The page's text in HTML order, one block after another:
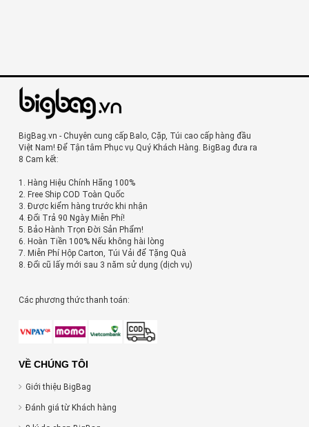
BigBag.vn - Chuyên cung cấp Balo, Cặp, Túi cao cấp hàng đầu
Việt Nam! Để Tận tâm Phục vụ Quý Khách Hàng. BigBag đưa ra
8 Cam kết:
1. Hàng Hiệu Chính Hãng 100%
2. Free Ship COD Toàn Quốc
3. Được kiểm hàng trước khi nhận
4. Đổi Trả 90 Ngày Miễn Phí!
5. Bảo Hành Trọn Đời Sản Phẩm!
6. Hoàn Tiền 100% Nếu không hài lòng
7. Miễn Phí Hộp Carton, Túi Vải để Tặng Quà
8. Đổi cũ lấy mới sau 3 năm sử dụng (dịch vụ)
Các phương thức thanh toán:
VỀ CHÚNG TÔI
Giới thiệu BigBag
Đánh giá từ Khách hàng